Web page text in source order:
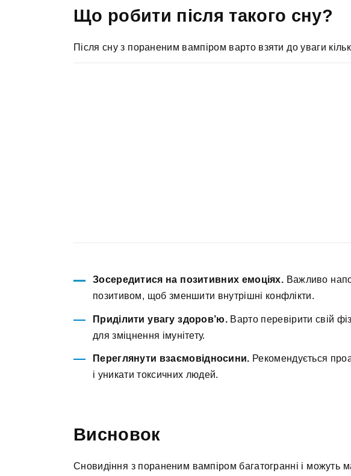
Що робити після такого сну?
Після сну з пораненим вампіром варто взяти до уваги
Зосередитися на позитивних емоціях. Важливо
позитивом, щоб зменшити внутрішні конфлікти.
Приділити увагу здоров’ю.Варто перевірити свій
для зміцнення імунітету.
Переглянути взаємовідносини. Рекомендується
і уникати токсичних людей.
Висновок
Сновидіння з пораненим вампіром багатогранні і можуть